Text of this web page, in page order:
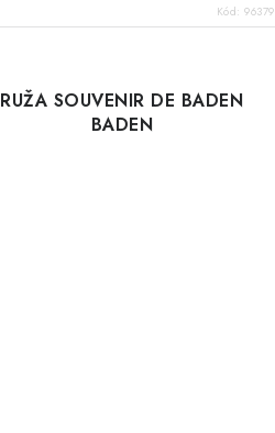
Kód: 96379
RUŽA SOUVENIR DE BADEN
BADEN